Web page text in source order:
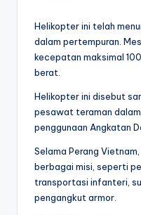
Helikopter ini telah
dalam pertempuran.
kecepatan maksimal
berat.
Helikopter ini disebut
pesawat teraman
penggunaan Angkatan
Selama Perang
berbagai misi, seperti
transportasi infanteri,
pengangkut armor.